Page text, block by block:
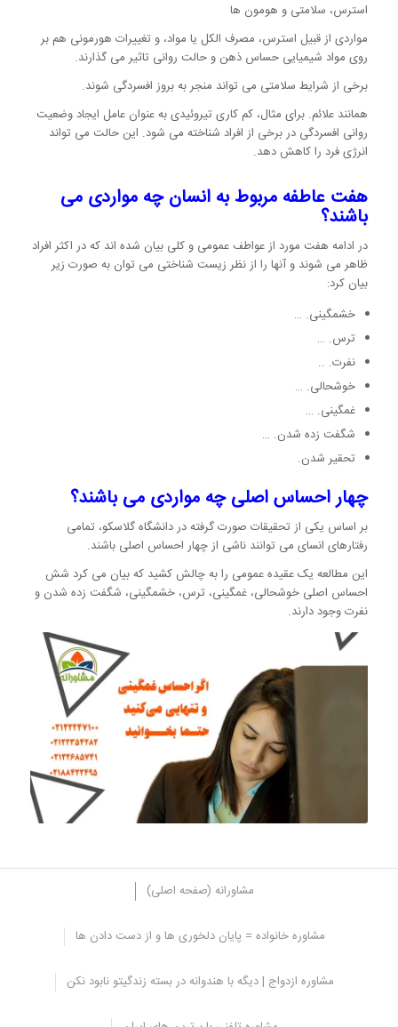
استرس، سلامتی و هومون ها
مواردی از قبیل استرس، مصرف الکل یا مواد، و تغییرات هورمونی هم بر
روی مواد شیمیایی حساس ذهن و حالت روانی تاثیر می گذارند.
برخی از شرایط سلامتی می تواند منجر به بروز افسردگی شوند.
همانند علائم. برای مثال، کم کاری تیروئیدی به عنوان عامل ایجاد وضعیت
روانی افسردگی در برخی از افراد شناخته می شود. این حالت می تواند
انرژی فرد را کاهش دهد.
هفت عاطفه مربوط به انسان چه مواردی می
باشند؟
در ادامه هفت مورد از عواطف عمومی و کلی بیان شده اند که در اکثر افراد
ظاهر می شوند و آنها را از نظر زیست شناختی می توان به صورت زیر
بیان کرد:
خشمگینی. …
ترس. …
نفرت. ..
خوشحالی. …
غمگینی. …
شگفت زده شدن. …
تحقیر شدن.
چهار احساس اصلی چه مواردی می باشند؟
بر اساس یکی از تحقیقات صورت گرفته در دانشگاه گلاسکو، تمامی
رفتارهای انسای می توانند ناشی از چهار احساس اصلی باشند.
این مطالعه یک عقیده عمومی را به چالش کشید که بیان می کرد شش
احساس اصلی خوشحالی، غمگینی، ترس، خشمگینی، شگفت زده شدن و
نفرت وجود دارند.
مشاورانه (صفحه اصلی)
مشاوره خانواده = پایان دلخوری ها و از دست دادن ها
مشاوره ازدواج | دیگه با هندوانه در بسته زندگیتو نابود نکن
آیا افسردگی به خودی خود از بین
می رود؟